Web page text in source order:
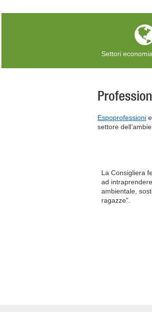
Settori
Espoprofessioni
settore
La Consigliera
ad
ambientale,
ragazze".